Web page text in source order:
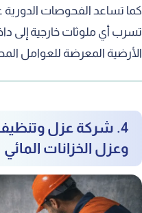
كما تساعد الفحوصات الدورية
تسرب أي ملوثات خارجية إلى
الأرضية المعرضة للعوامل
4. شركة عزل
وعزل الخزانات المائي